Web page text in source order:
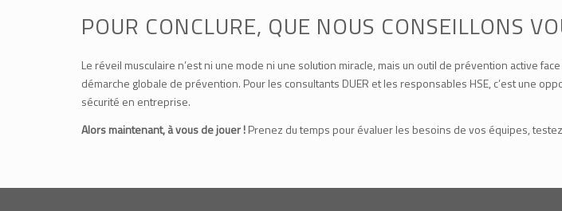
POUR CONCLURE, QUE NOUS CONSEILLONS
Le réveil musculaire n’est ni une mode ni une solution miracle, mais un outil de prévention active
démarche globale de prévention. Pour les consultants DUER et les responsables HSE, c’est une
sécurité en entreprise.
Alors maintenant, à vous de jouer !Prenez du temps pour évaluer les besoins de vos équipes,